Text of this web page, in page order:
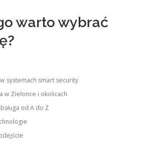
warto wybrać
systemach smart security
w Zielonce i okolicach
od A do Z